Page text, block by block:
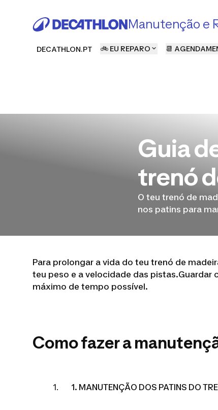
Manutenção e
DECATHLON.PT 🚲 EU REPARO 📆
Guia
trenó
O teu trenó de
nos patins para
Para prolongar a vida do teu trenó de
teu peso e a velocidade das
máximo de tempo possível.
Como fazer a
1. MANUTENÇÃO DOS PATINS DO